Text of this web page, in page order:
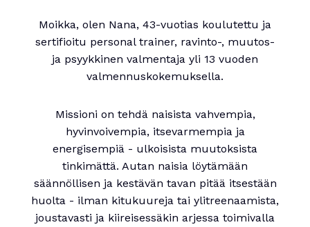
Moikka, olen Nana, 43-vuotias koulutettu ja
sertifioitu personal trainer, ravinto-, muutos-
ja psyykkinen valmentaja yli 13 vuoden
valmennuskokemuksella.
Missioni on tehdä naisista vahvempia,
hyvinvoivempia, itsevarmempia ja
energisempiä - ulkoisista muutoksista
tinkimättä. Autan naisia löytämään
säännöllisen ja kestävän tavan pitää itsestään
huolta - ilman kitukuureja tai ylitreenaamista,
joustavasti ja kiireisessäkin arjessa toimivalla